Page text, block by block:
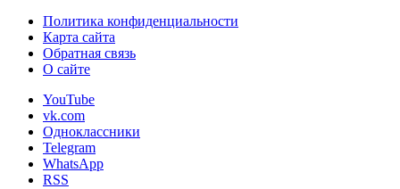
Политика конфиденциальности
Карта сайта
Обратная связь
О сайте
YouTube
vk.com
Одноклассники
Telegram
WhatsApp
RSS